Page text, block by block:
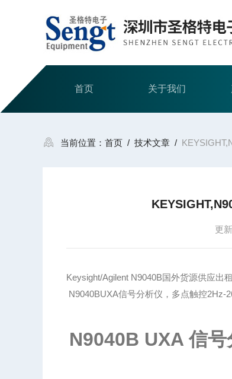
首页 关于我们
当前位置： 首页 / 技术文章 /
更
Keysight/Agilent N9040B国外货源供应出
N9040BUXA信号分析仪，多点触控2Hz-
N9040B UXA 信